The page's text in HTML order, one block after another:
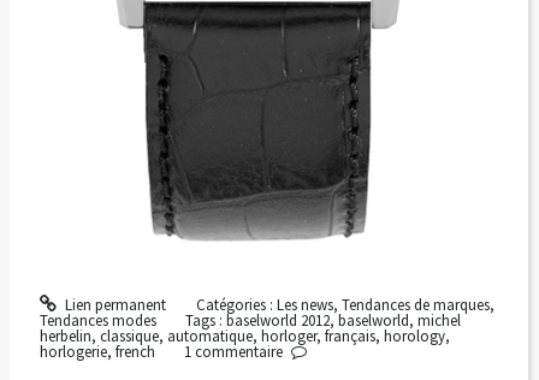
Lien permanent Catégories : Les news, Tendances de marques,
Tendances modes Tags :baselworld 2012,baselworld,michel
herbelin, classique, automatique, horloger, français, horology,
horlogerie, french 1commentaire